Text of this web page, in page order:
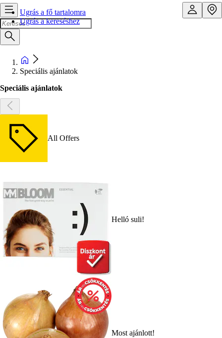
Ugrás a fő tartalomra
Ugrás a kereséshez
Speciális ajánlatok
Speciális ajánlatok
All Offers
Helló suli!
Most ajánlott!